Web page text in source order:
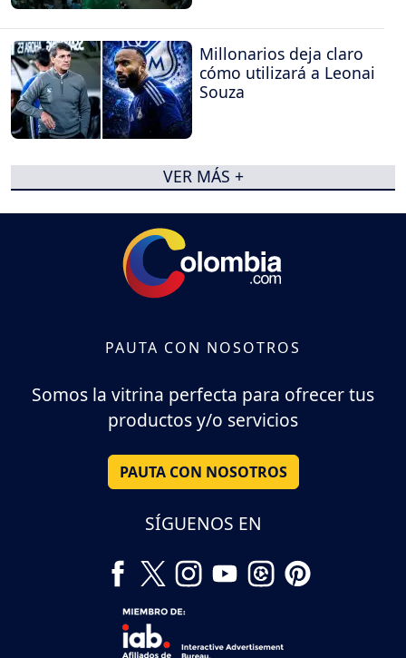
Millonarios deja claro
cómo utilizará a Leonai
Souza
VER MÁS +
PAUTA CON NOSOTROS
Somos la vitrina perfecta para ofrecer tus
productos y/o servicios
PAUTA CON NOSOTROS
SÍGUENOS EN